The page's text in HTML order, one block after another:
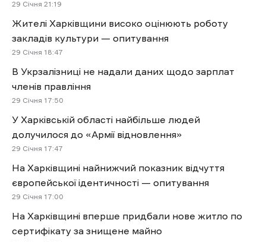
29 Січня 21:19
Жителі Харківщини високо оцінюють роботу
закладів культури — опитування
29 Січня 18:47
В Укрзалізниці не надали даних щодо зарплат
членів правління
29 Січня 17:50
У Харківській області найбільше людей
долучилося до «Армії відновлення»
29 Січня 17:47
На Харківщині найнижчий показник відчуття
європейської ідентичності — опитування
29 Січня 17:00
На Харківщині вперше придбали нове житло по
сертифікату за знищене майно